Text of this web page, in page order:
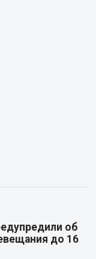
об
до 16